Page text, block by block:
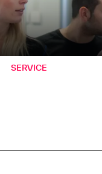
SERVICE